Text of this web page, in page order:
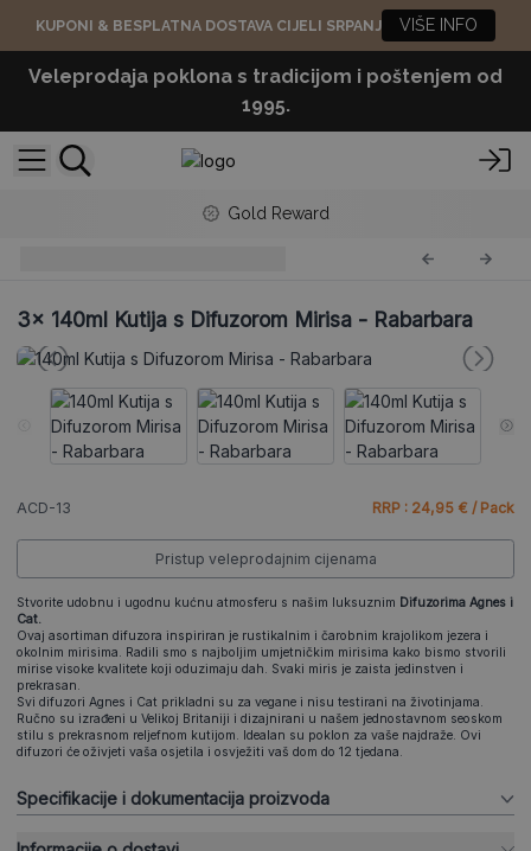
KUPONI & BESPLATNA DOSTAVA CIJELI SRPANJ VIŠE INFO
Veleprodaja poklona s tradicijom i poštenjem od
1995.
Gold Reward
3x 140ml Kutija s Difuzorom Mirisa - Rabarbara
ACD-13 RRP : 24,95 € / Pack
Pristup veleprodajnim cijenama
Stvorite udobnu i ugodnu kućnu atmosferu s našim luksuznim Difuzorima Agnes i
Cat.
Ovaj asortiman difuzora inspiriran je rustikalnim i čarobnim krajolikom jezera i
okolnim mirisima. Radili smo s najboljim umjetničkim mirisima kako bismo stvorili
mirise visoke kvalitete koji oduzimaju dah. Svaki miris je zaista jedinstven i
prekrasan.
Svi difuzori Agnes i Cat prikladni su za vegane i nisu testirani na životinjama.
Ručno su izrađeni u Velikoj Britaniji i dizajnirani u našem jednostavnom seoskom
stilu s prekrasnom reljefnom kutijom. Idealan su poklon za vaše najdraže. Ovi
difuzori će oživjeti vaša osjetila i osvježiti vaš dom do 12 tjedana.
Specifikacije i dokumentacija proizvoda